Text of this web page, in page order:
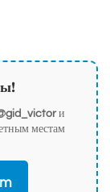
и
местам